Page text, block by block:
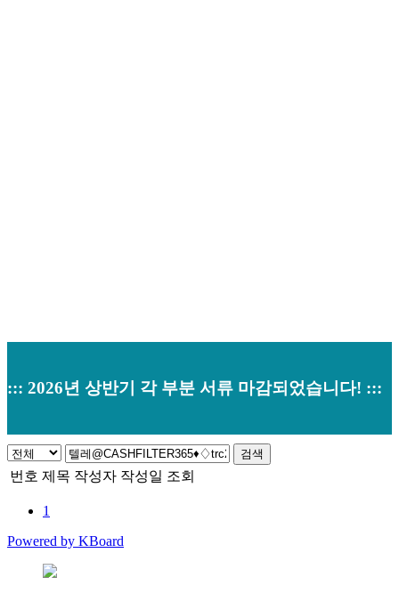
::: 2026년 상반기 각 부분 서류 마감되었습니다! :::
검색
번호 제목 작성자 작성일 조회
1
Powered by KBoard